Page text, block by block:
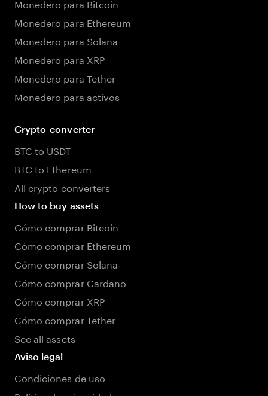
Monedero para Bitcoin
Monedero para Ethereum
Monedero para Solana
Monedero para XRP
Monedero para Tether
Monedero para activos
Crypto-converter
BTC to USDT
BTC to Ethereum
All crypto converters
How to buy assets
Cómo comprar Bitcoin
Cómo comprar Ethereum
Cómo comprar Solana
Cómo comprar Cardano
Cómo comprar XRP
Cómo comprar Tether
See all assets
Aviso legal
Condiciones de uso